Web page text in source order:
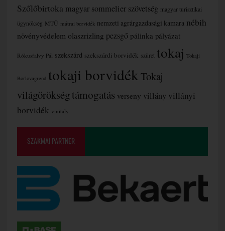
Szőlőbirtoka magyar sommelier szövetség magyar turisztikai
ügynökség MTÜ mátrai borvidék nemzeti agrárgazdasági kamara nébih
növényvédelem olaszrizling pezsgő pálinka pályázat
Rókusfalvy Pál szekszárd szekszárdi borvidék szüret tokaj Tokaji
Borlovagrend tokaji borvidékTokaj
világörökségtámogatás verseny villány villányi
borvidék vinitaly
SZAKMAI PARTNER